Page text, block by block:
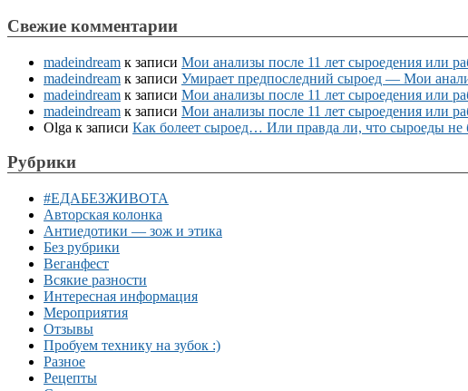
Свежие комментарии
madeindream к записи Мои анализы после 11 лет сыроедения или
madeindream к записи Умирает предпоследний сыроед — Мои
madeindream к записи Мои анализы после 11 лет сыроедения или
madeindream к записи Мои анализы после 11 лет сыроедения или
Olga к записи Как болеет сыроед… Или правда ли, что сыроеды не
Рубрики
#ЕДАБЕЗЖИВОТА
Авторская колонка
Антиедотики — зож и этика
Без рубрики
Веганфест
Всякие разности
Интересная информация
Мероприятия
Отзывы
Пробуем технику на зубок :)
Разное
Рецепты